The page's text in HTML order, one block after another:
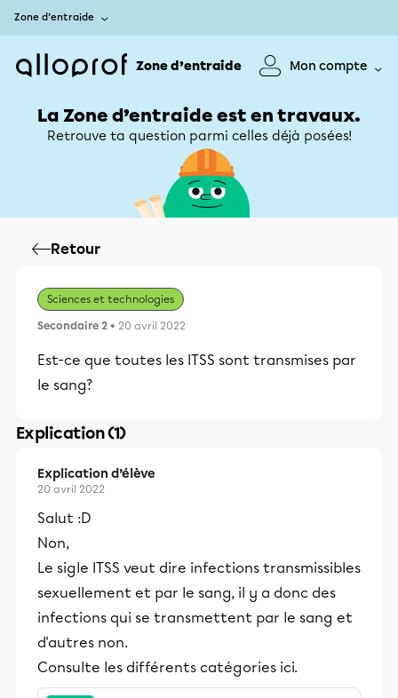
Zone d’entraide
Zone d’entraide Mon compte
La Zone d’entraide est en travaux.
Retrouve ta question parmi celles déjà posées!
Retour
Sciences et technologies
Secondaire 2 • 20 avril 2022
Est-ce que toutes les ITSS sont transmises par
le sang?
Explication (1)
Explication d’élève
20 avril 2022
Salut :D
Non,
Le sigle ITSS veut dire infections transmissibles
sexuellement et par le sang, il y a donc des
infections qui se transmettent par le sang et
d'autres non.
Consulte les différents catégories ici.